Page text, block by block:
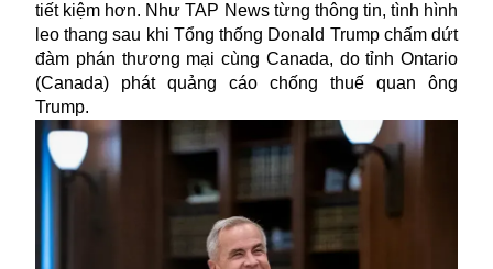
tiết kiệm hơn. Như TAP News từng thông tin, tình hình
leo thang sau khi Tổng thống Donald Trump chấm dứt
đàm phán thương mại cùng Canada, do tỉnh Ontario
(Canada) phát quảng cáo chống thuế quan ông
Trump.